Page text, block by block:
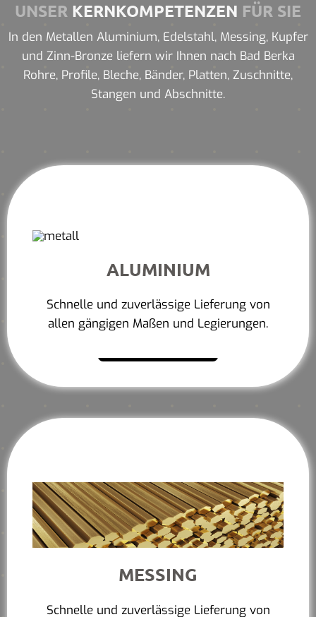
UNSER KERNKOMPETENZEN FÜR SIE
In den Metallen Aluminium, Edelstahl, Messing, Kupfer
und Zinn-Bronze liefern wir Ihnen nach Bad Berka
Rohre, Profile, Bleche, Bänder, Platten, Zuschnitte,
Stangen und Abschnitte.
ALUMINIUM
Schnelle und zuverlässige Lieferung von
allen gängigen Maßen und Legierungen.
MESSING
Schnelle und zuverlässige Lieferung von